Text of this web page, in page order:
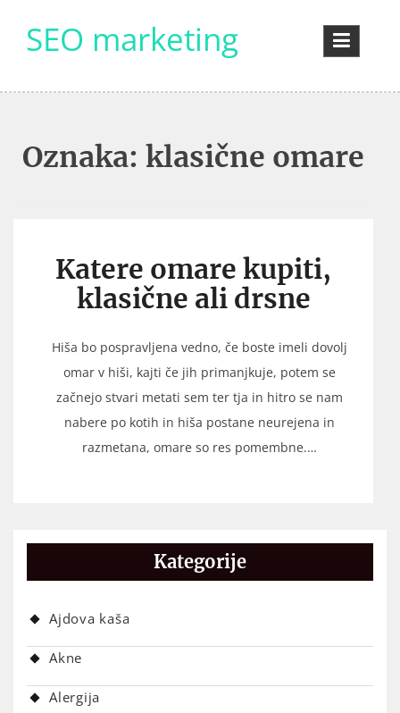
contentSEO marketing
Oznaka: klasične omare
Katere omare kupiti,
klasične ali drsne
Hiša bo pospravljena vedno, če boste imeli dovolj
omar v hiši, kajti če jih primanjkuje, potem se
začnejo stvari metati sem ter tja in hitro se nam
nabere po kotih in hiša postane neurejena in
razmetana, omare so res pomembne.…
Kategorije
Ajdova kaša
Akne
Alergija